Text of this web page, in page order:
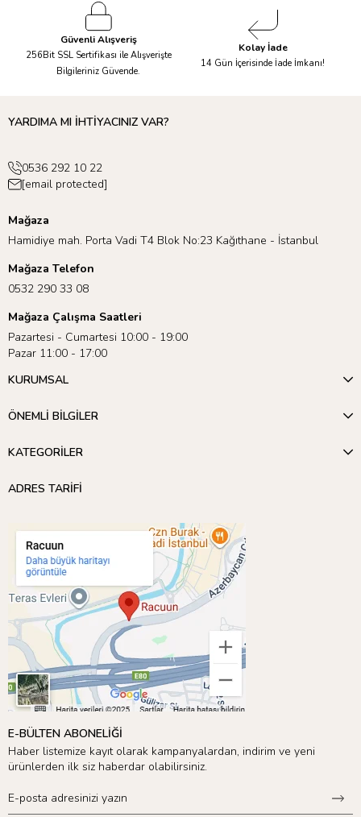
Güvenli Alışveriş
256Bit SSL Sertifikası ile Alışverişte
Bilgileriniz Güvende.
Kolay İade
14 Gün İçerisinde İade İmkanı!
YARDIMA MI İHTİYACINIZ VAR?
0536 292 10 22
[email protected]
Mağaza
Hamidiye mah. Porta Vadi T4 Blok No:23 Kağıthane - İstanbul
Mağaza Telefon
0532 290 33 08
Mağaza Çalışma Saatleri
Pazartesi - Cumartesi 10:00 - 19:00
Pazar 11:00 - 17:00
KURUMSAL
ÖNEMLİ BİLGİLER
KATEGORİLER
ADRES TARİFİ
E-BÜLTEN ABONELİĞİ
Haber listemize kayıt olarak kampanyalardan, indirim ve yeni
ürünlerden ilk siz haberdar olabilirsiniz.